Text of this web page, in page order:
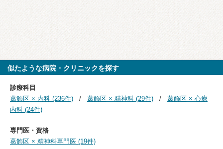
似たような病院・クリニックを探す
診療科目
葛飾区 × 内科 (236件)
葛飾区 × 精神科 (29件)
葛飾区 × 心療
内科 (24件)
専門医・資格
葛飾区 × 精神科専門医 (19件)